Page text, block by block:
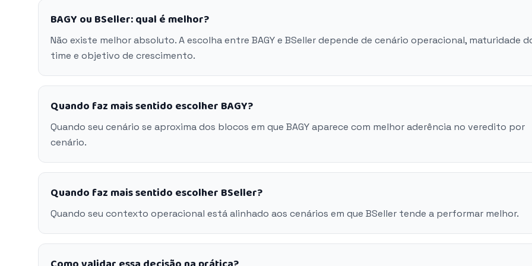
BAGY ou BSeller: qual é melhor?
Não existe melhor absoluto. A escolha entre BAGY e BSeller depende de cenário operacional, maturidade
time e objetivo de crescimento.
Quando faz mais sentido escolher BAGY?
Quando seu cenário se aproxima dos blocos em que BAGY aparece com melhor aderência no veredito por
cenário.
Quando faz mais sentido escolher BSeller?
Quando seu contexto operacional está alinhado aos cenários em que BSeller tende a performar melhor.